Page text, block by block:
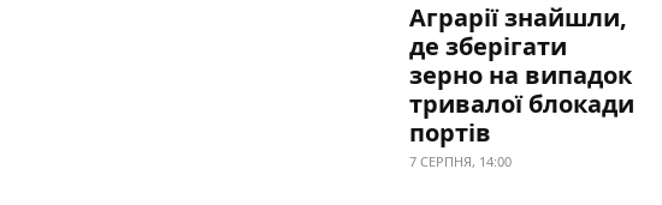
Аграрії знайшли,
де зберігати
зерно на випадок
тривалої блокади
портів
7 СЕРПНЯ, 14:00